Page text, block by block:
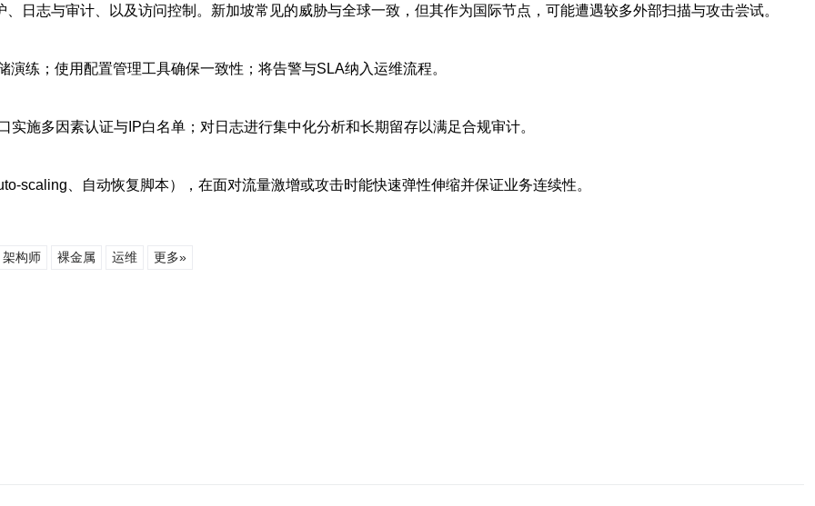
日志与审计、以及访问控制。新加坡常见的威胁与全球一致，但其作为国际节点，可能遭遇较多外部扫描与攻击尝试。
练；使用配置管理工具确保一致性；将告警与SLA纳入运维流程。
施多因素认证与IP白名单；对日志进行集中化分析和长期留存以满足合规审计。
scaling、自动恢复脚本），在面对流量激增或攻击时能快速弹性伸缩并保证业务连续性。
架构师 裸金属 运维 更多»